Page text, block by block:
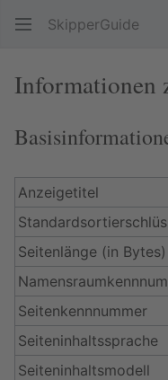
SkipperGuide
Informationen
Anzeigetitel
Seitenlänge (in Bytes)
Seitenkennnummer
Seiteninhaltssprache
Seiteninhaltsmodell